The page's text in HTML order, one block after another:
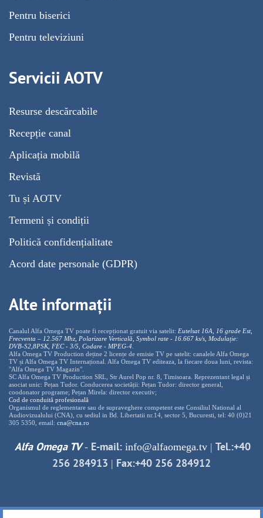
Pentru biserici
Pentru televiziuni
Servicii AOTV
Resurse descărcabile
Recepție canal
Aplicația mobilă
Revistă
Tu și AOTV
Termeni și condiții
Politică confidențialitate
Acord date personale (GDPR)
Alte informații
Canalul Alfa Omega TV poate fi recepționat gratuit via satelit: Eutelsat 16A, 16 grade Est,
Frecventa – 12.567 Mhz, Polarizare Verticală, Symbol rate - 16.667 ks/s, Modulație:
DVB-S2,8PSK, FEC - 3/5, Codare - MPEG-4.
Alfa Omega TV Production deține 2 licențe de emisie TV pe satelit: canalele Alfa Omega
TV și Alfa Omega TV Internațional. Alfa Omega TV editeaza, la fiecare doua luni, revista:
"Alfa Omega TV Magazin".
SC Alfa Omega TV Production SRL, Str Aurel Pop nr. 8, Timisoara. Reprezentant legal și
asociat unic: Pețan Tudor. Conducerea societății: Pețan Tudor: director general,
coodonator programe; Pețan Mirela: director executiv;
Cod de conduită profesională
Organismul de reglementare sau de supraveghere competent este Consiliul National al
Audiovizualului (CNA), cu sediul in Bd. Libertatii nr.14, sector 5, Bucuresti, tel: 40 (0)21
305 5350, email: cna@cna.ro
Alfa Omega TV- E-mail: info@alfaomega.tv | Tel.:+40
256 284913 | Fax:+40 256 284912